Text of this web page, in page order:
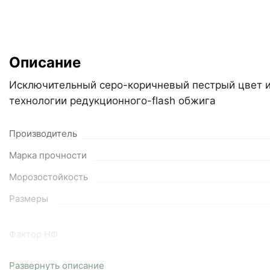
Описание
Исключительный серо-коричневый пестрый цвет
технологии редукционного-flash обжига
Производитель
Марка прочности
Морозостойкость
Размеры
Развернуть описание